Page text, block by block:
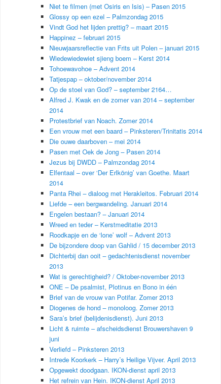
Niet te filmen (met Osiris en Isis) – Pasen 2015
Glossy op een ezel – Palmzondag 2015
Vindt God het lijden prettig? – maart 2015
Happinez – februari 2015
Nieuwjaarsreflectie van Frits uit Polen – januari 2015
Wiedewiedewiet sjieng boem – Kerst 2014
Tohoewavohoe – Advent 2014
Tatjespap – oktober/november 2014
Op de stoel van God? – september 2164…
Alfred J. Kwak en de zomer van 2014 – september
2014
Protestbrief van Noach. Zomer 2014
Een vrouw met een baard – Pinksteren/Trinitatis 2014
Die ouwe daarboven – mei 2014
Pasen met Oek de Jong – Pasen 2014
Jezus bij DWDD – Palmzondag 2014
Elfentaal – over ‘Der Erlkönig’ van Goethe. Maart
2014
Panta Rhei – dialoog met Herakleitos. Februari 2014
Liefde – een bergwandeling. Januari 2014
Engelen bestaan? – Januari 2014
Wreed en teder – Kerstmeditatie 2013
Roodkapje en de ‘lone’ wolf – Advent 2013
De bijzondere doop van Gahlid / 15 december 2013
Dichterbij dan ooit – gedachtenisdienst november
2013
Wat is gerechtigheid? / Oktober-november 2013
ONE – De psalmist, Plotinus en Bono in één
Brief van de vrouw van Potifar. Zomer 2013
Diogenes de hond – monoloog. Zomer 2013
Sara’s brief (belijdenisdienst). Juni 2013
Licht & ruimte – afscheidsdienst Brouwershaven 9
juni
Verliefd – Pinksteren 2013
Intrede Koorkerk – Harry’s Heilige Vijver. April 2013
Opgewekt doodgaan. IKON-dienst april 2013
Het refrein van Hein. IKON-dienst April 2013